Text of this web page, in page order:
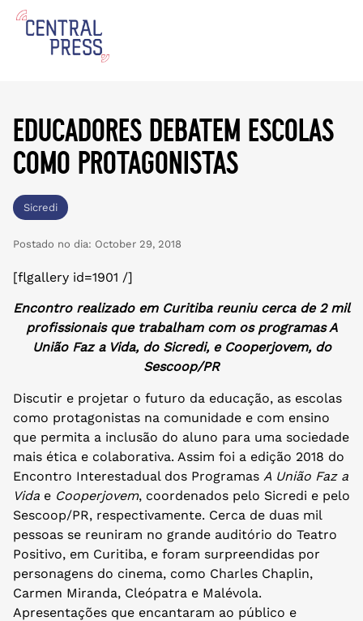
educadores debatem escolas
como protagonistas
Sicredi
Postado no dia: October 29, 2018
[flgallery id=1901 /]
Encontro realizado em Curitiba reuniu cerca de 2 mil
profissionais que trabalham com os programas A
União Faz a Vida, do Sicredi, e Cooperjovem, do
Sescoop/PR
Discutir e projetar o futuro da educação, as escolas
como protagonistas na comunidade e com ensino
que permita a inclusão do aluno para uma sociedade
mais ética e colaborativa. Assim foi a edição 2018 do
Encontro Interestadual dos Programas A União Faz a
Vida e Cooperjovem, coordenados pelo Sicredi e pelo
Sescoop/PR, respectivamente. Cerca de duas mil
pessoas se reuniram no grande auditório do Teatro
Positivo, em Curitiba, e foram surpreendidas por
personagens do cinema, como Charles Chaplin,
Carmen Miranda, Cleópatra e Malévola.
Apresentações que encantaram ao público e